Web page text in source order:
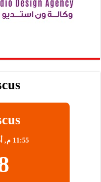
11:55 م,